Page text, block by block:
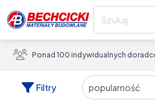
Ponad 100 indywidualnych
Filtry